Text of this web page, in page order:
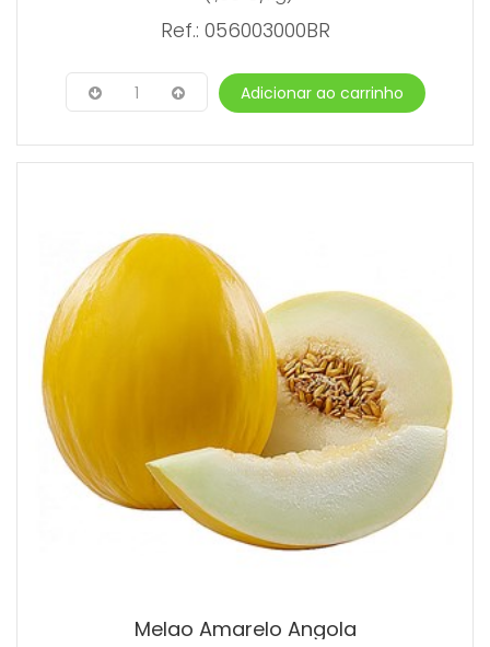
Ref.: 056003000BR
1 Adicionar ao carrinho
Melao Amarelo Angola